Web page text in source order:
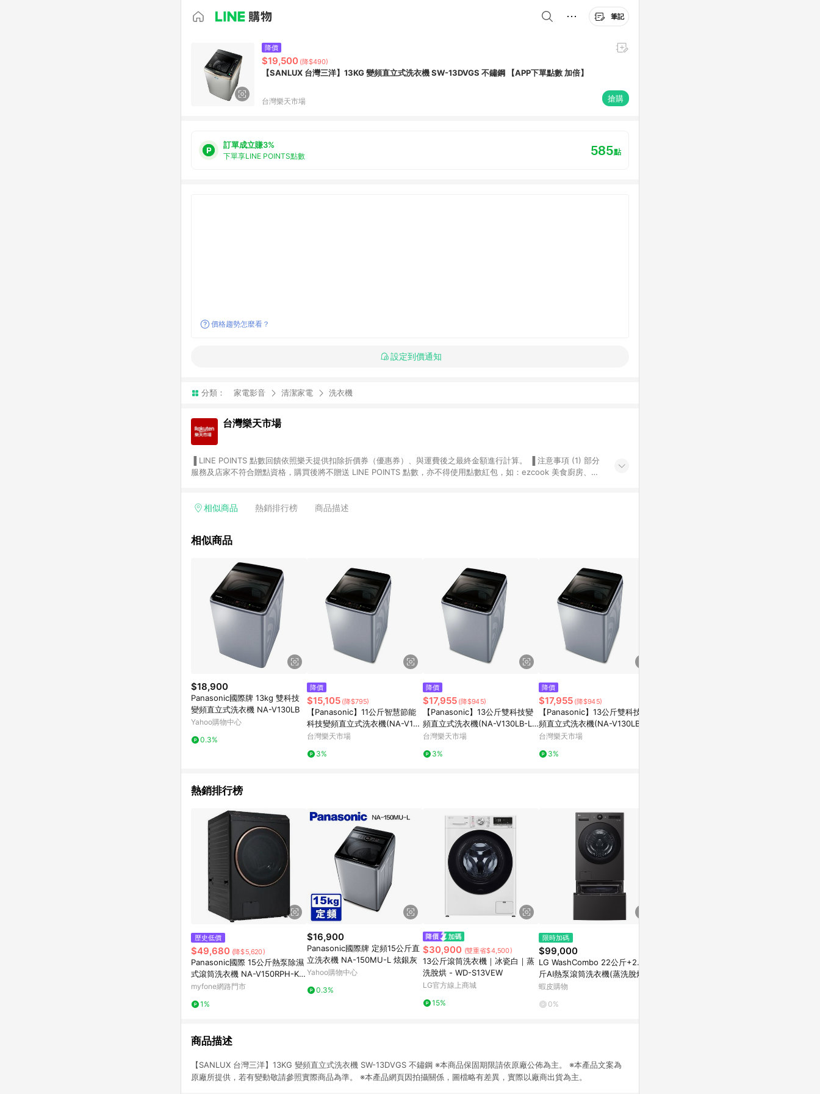
筆記
降價
$19,500 (降$490)
【SANLUX 台灣三洋】13KG 變頻直立式洗衣機 SW-13DVGS 不鏽鋼 【APP下單點數 加倍】
台灣樂天市場 搶購
訂單成立賺3%
下單享LINE POINTS點數 585點
價格趨勢怎麼看？
設定到價通知
分類： 家電影音 清潔家電 洗衣機
台灣樂天市場
服務及店家不符合贈點資格，購買後將不贈送 LINE POINTS 點數，亦不得使用點數紅包，如：ezcook 美食廚房、樂
享有 LINE POINTS 回饋。 (3) 若購買之訂單（包含預購商品）未符合樂天市場 45 天內完成訂單出貨及結帳，則不符
會有時間差，如顯示之商品規格、顏色、價位、贈品與台灣樂天市場銷售網頁不符，以銷售網頁標示為準。 (6) 導購訂
點數回饋或點數回饋有爭議，台灣樂天市場保有更改條款與法律追訴之權利，活動詳情以樂天市場網站公告為準。
相似商品 熱銷排行榜 商品描述
相似商品
$18,900
Panasonic國際牌 13kg 雙科技
變頻直立式洗衣機 NA-V130LB
Yahoo購物中心
0.3%
降價
$15,105 (降$795)
【Panasonic】11公斤智慧節能
科技變頻直立式洗衣機(NA-V110
LB-L)(炫銀灰)
台灣樂天市場
3%
降價
$17,955 (降$945)
【Panasonic】13公斤雙科技變
頻直立式洗衣機(NA-V130LB-L)
(炫銀灰)
台灣樂天市場
3%
降價
$17,955 (降$945)
【Panasonic】13公斤雙科技變
頻直立式洗衣機(NA-V130LB-L)
(炫銀灰)
台灣樂天市場
3%
熱銷排行榜
歷史低價
$49,680 (降$5,620)
Panasonic國際 15公斤熱泵除濕
式滾筒洗衣機 NA-V150RPH-K
(夜幕黑) 含基本安裝 贈
myfone網路門市
1%
$16,900
Panasonic國際牌 定頻15公斤直
立洗衣機 NA-150MU-L 炫銀灰
Yahoo購物中心
0.3%
$30,900 (雙重省$4,500)
13公斤滾筒洗衣機｜冰瓷白｜蒸
洗脫烘 - WD-S13VEW
LG官方線上商城
15%
限時加碼
$99,000
LG WashCombo 22公斤+2.5公
斤AI熱泵滾筒洗衣機(蒸洗脫烘)
WD-S22FHDB+WT-SD250HB
蝦皮購物
0%
商品描述
【SANLUX 台灣三洋】13KG 變頻直立式洗衣機 SW-13DVGS 不鏽鋼 ※本商品保固期限請依原廠公佈為主。 ※本產品文案為
原廠所提供，若有變動敬請參照實際商品為準。 ※本產品網頁因拍攝關係，圖檔略有差異，實際以廠商出貨為主。